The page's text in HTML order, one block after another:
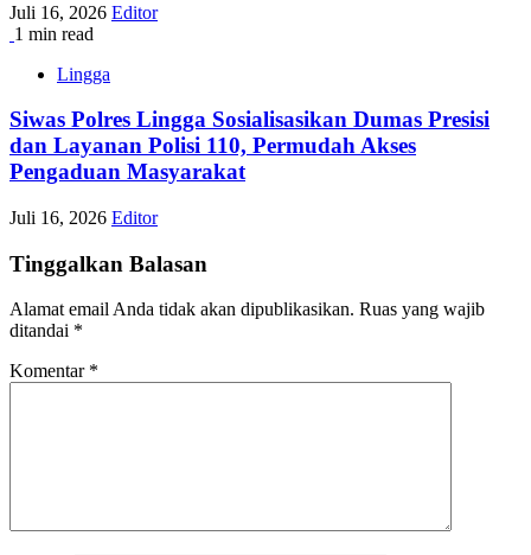
Juli 16, 2026 Editor
1 min read
Lingga
Siwas Polres Lingga Sosialisasikan Dumas Presisi
dan Layanan Polisi 110, Permudah Akses
Pengaduan Masyarakat
Juli 16, 2026 Editor
Tinggalkan Balasan
Alamat email Anda tidak akan dipublikasikan. Ruas yang wajib
ditandai *
Komentar *